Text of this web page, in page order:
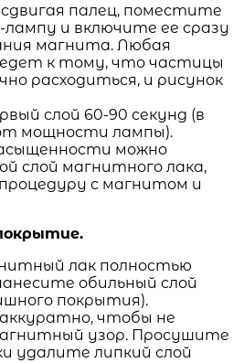
палец, поместите
и включите ее сразу
магнита. Любая
к тому, что частицы
расходиться, и рисунок
слой 60-90 секунд (в
мощности лампы).
можно
слой магнитного лака,
с магнитом и
лак полностью
обильный слой
покрытия).
чтобы не
узор. Просушите
удалите липкий слой